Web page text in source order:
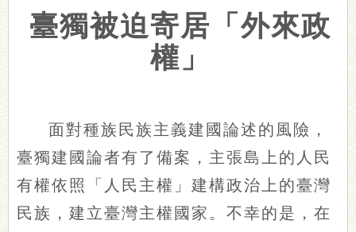
臺獨被迫寄居「外來政
權」
面對種族民族主義建國論述的風險，
臺獨建國論者有了備案，主張島上的人民
有權依照「人民主權」建構政治上的臺灣
民族，建立臺灣主權國家。不幸的是，在